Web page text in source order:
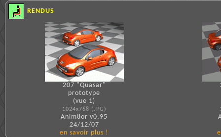
RENDUS
207 "Quasar"
prototype
(vue 1)
1024x768 (JPG)
Anim8or v0.95
24/12/07
en savoir plus !